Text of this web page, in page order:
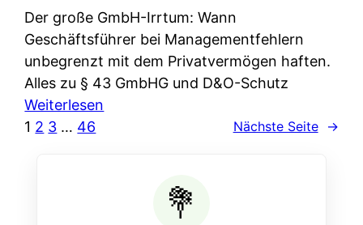
h
e
t
l
c
h
e
n
l
ä
u
Der große GmbH-Irrtum: Wann
Geschäftsführer bei Managementfehlern
unbegrenzt mit dem Privatvermögen haften.
Alles zu § 43 GmbHG und D&O-Schutz
Weiterlesen
1 2 3 … 46 Nächste Seite →